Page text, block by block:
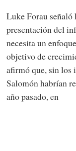
Luke Forau
presentación del
necesita un
objetivo de
afirmó que, sin los
Salomón habrían
año pasado, en